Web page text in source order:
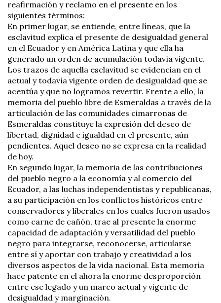
reafirmación y reclamo en el presente en los
siguientes términos:
En primer lugar, se entiende, entre líneas, que la
esclavitud explica el presente de desigualdad general
en el Ecuador y en América Latina y que ella ha
generado un orden de acumulación todavía vigente.
Los trazos de aquella esclavitud se evidencian en el
actual y todavía vigente orden de desigualdad que se
acentúa y que no logramos revertir. Frente a ello, la
memoria del pueblo libre de Esmeraldas a través de la
articulación de las comunidades cimarronas de
Esmeraldas constituye la expresión del deseo de
libertad, dignidad e igualdad en el presente, aún
pendientes. Aquel deseo no se expresa en la realidad
de hoy.
En segundo lugar, la memoria de las contribuciones
del pueblo negro a la economía y al comercio del
Ecuador, a las luchas independentistas y republicanas,
a su participación en los conflictos históricos entre
conservadores y liberales en los cuales fueron usados
como carne de cañón, trae al presente la enorme
capacidad de adaptación y versatilidad del pueblo
negro para integrarse, reconocerse, articularse
entre sí y aportar con trabajo y creatividad a los
diversos aspectos de la vida nacional. Esta memoria
hace patente en el ahora la enorme desproporción
entre ese legado y un marco actual y vigente de
desigualdad y marginación.